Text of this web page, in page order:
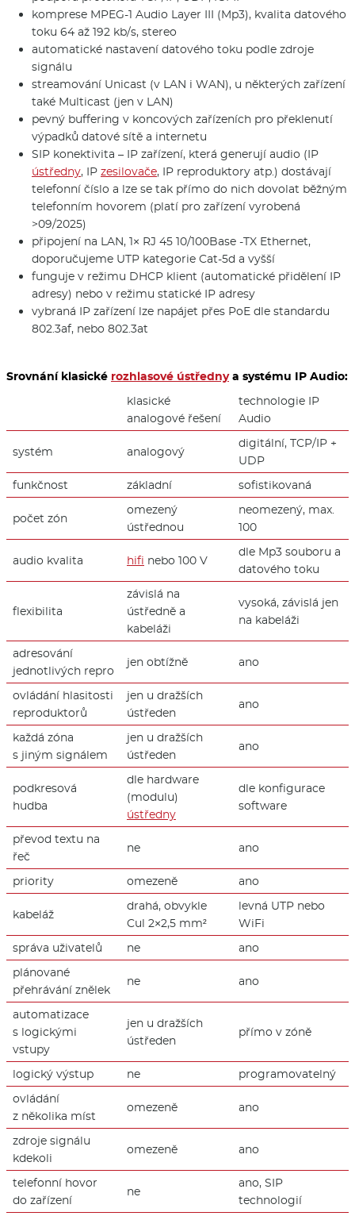
komprese MPEG-1 Audio Layer III (Mp3), kvalita datového
toku 64 až 192 kb/s, stereo
automatické nastavení datového toku podle zdroje
signálu
streamování Unicast (v LAN i WAN), u některých zařízení
také Multicast (jen v LAN)
pevný buffering v koncových zařízeních pro překlenutí
výpadků datové sítě a internetu
SIP konektivita – IP zařízení, která generují audio (IP
ústředny, IP zesilovače, IP reproduktory atp.) dostávají
telefonní číslo a lze se tak přímo do nich dovolat běžným
telefonním hovorem (platí pro zařízení vyrobená
>09/2025)
připojení na LAN, 1× RJ 45 10/100Base -TX Ethernet,
doporučujeme UTP kategorie Cat-5d a vyšší
funguje v režimu DHCP klient (automatické přidělení IP
adresy) nebo v režimu statické IP adresy
vybraná IP zařízení lze napájet přes PoE dle standardu
802.3af, nebo 802.3at
Srovnání klasické rozhlasové ústřednya systému IP Audio:
klasické
analogové řešení
technologie IP
Audio
systém analogový
digitální, TCP/IP +
UDP
funkčnost
základní sofistikovaná
počet zón
omezený
ústřednou
neomezený, max.
100
audio kvalita hifi nebo 100 V
dle Mp3 souboru a
datového toku
flexibilita
závislá na
ústředně a
kabeláži
vysoká, závislá jen
na kabeláži
adresování
jednotlivých repro
jen obtížně ano
ovládání hlasitosti
reproduktorů
jen u dražších
ústředen
ano
každá zóna
s jiným signálem
jen u dražších
ústředen
ano
podkresová
hudba
dle hardware
(modulu)
ústředny
dle konfigurace
software
převod textu na
řeč
ne ano
priority omezeně ano
kabeláž
drahá, obvykle
Cul 2×2,5 mm²
levná UTP nebo
WiFi
správa uživatelů
ne
ano
plánované
přehrávání znělek
ne ano
automatizace
s logickými
vstupy
jen u dražších
ústředen
přímo v zóně
logický výstup ne
programovatelný
ovládání
z několika míst
omezeně ano
zdroje signálu
kdekoli
omezeně ano
telefonní hovor
do zařízení
ne
ano, SIP
technologií